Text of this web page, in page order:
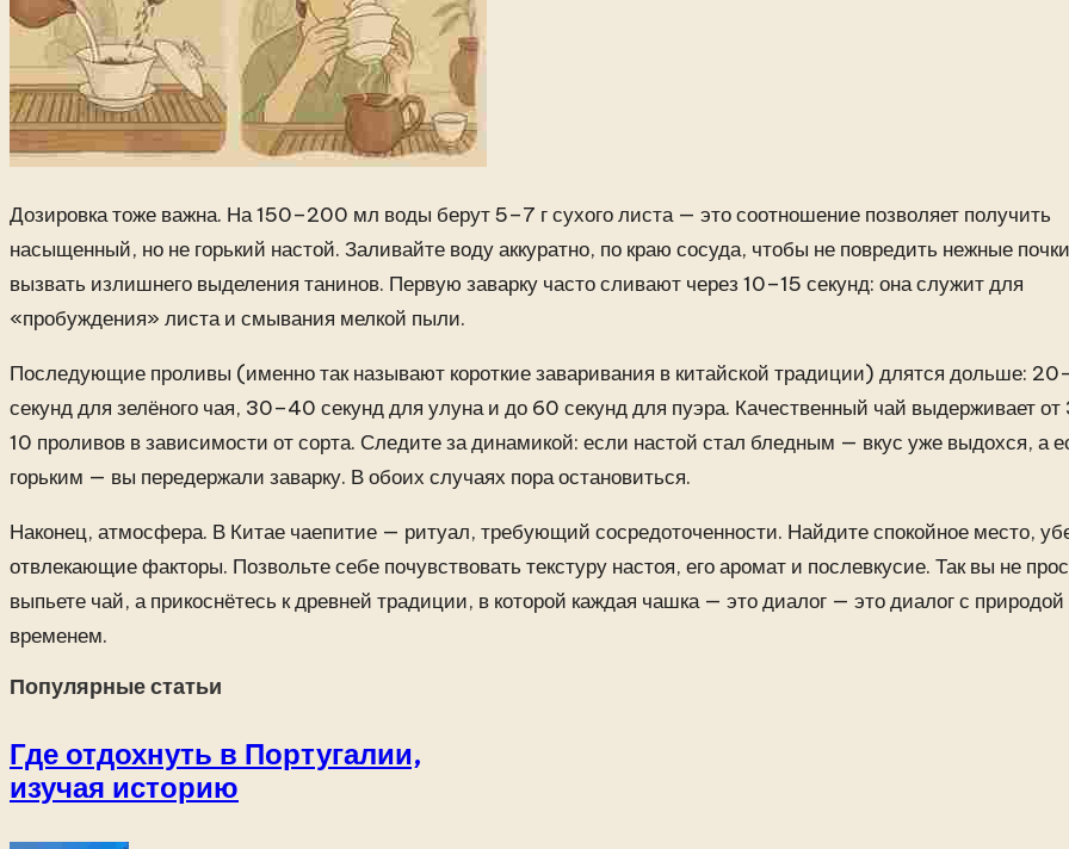
Дозировка тоже важна. На 150–200 мл воды берут 5–7 г сухого листа — это соотношение позволяет получить
насыщенный, но не горький настой. Заливайте воду аккуратно, по краю сосуда, чтобы не повредить нежные
вызвать излишнего выделения танинов. Первую заварку часто сливают через 10–15 секунд: она служит для
«пробуждения» листа и смывания мелкой пыли.
Последующие проливы (именно так называют короткие заваривания в китайской традиции) длятся дольше:
секунд для зелёного чая, 30–40 секунд для улуна и до 60 секунд для пуэра. Качественный чай выдерживает от
10 проливов в зависимости от сорта. Следите за динамикой: если настой стал бледным — вкус уже выдохся, а
горьким — вы передержали заварку. В обоих случаях пора остановиться.
Наконец, атмосфера. В Китае чаепитие — ритуал, требующий сосредоточенности. Найдите спокойное место,
отвлекающие факторы. Позвольте себе почувствовать текстуру настоя, его аромат и послевкусие. Так вы не
выпьете чай, а прикоснётесь к древней традиции, в которой каждая чашка — это диалог — это диалог с природой
временем.
Популярные статьи
Где отдохнуть в Португалии,
изучая историю